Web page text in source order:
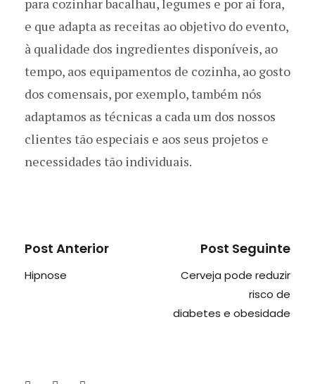
para cozinhar bacalhau, legumes e por aí fora,
e que adapta as receitas ao objetivo do evento,
à qualidade dos ingredientes disponíveis, ao
tempo, aos equipamentos de cozinha, ao gosto
dos comensais, por exemplo, também nós
adaptamos as técnicas a cada um dos nossos
clientes tão especiais e aos seus projetos e
necessidades tão individuais.
Post Anterior
Hipnose
Post Seguinte
Cerveja pode reduzir
risco de
diabetes e obesidade